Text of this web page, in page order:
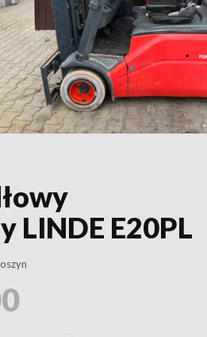
LINDE E20PL